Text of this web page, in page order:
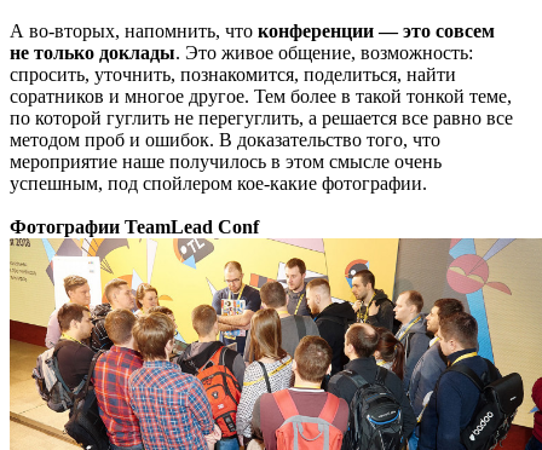
А во-вторых, напомнить, что конференции — это совсем
не только доклады. Это живое общение, возможность:
спросить, уточнить, познакомится, поделиться, найти
соратников и многое другое. Тем более в такой тонкой теме,
по которой гуглить не перегуглить, а решается все равно все
методом проб и ошибок. В доказательство того, что
мероприятие наше получилось в этом смысле очень
успешным, под спойлером кое-какие фотографии.
Фотографии TeamLead Conf